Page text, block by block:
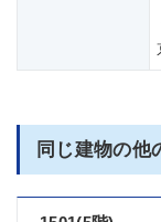
同じ建物の他